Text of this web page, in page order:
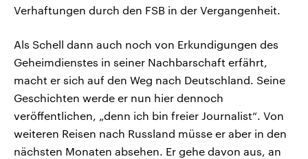
Verhaftungen durch den FSB in der Vergangenheit.
Als Schell dann auch noch von Erkundigungen des
Geheimdienstes in seiner Nachbarschaft erfährt,
macht er sich auf den Weg nach Deutschland. Seine
Geschichten werde er nun hier dennoch
veröffentlichen, „denn ich bin freier Journalist“. Von
weiteren Reisen nach Russland müsse er aber in den
nächsten Monaten absehen. Er gehe davon aus, an